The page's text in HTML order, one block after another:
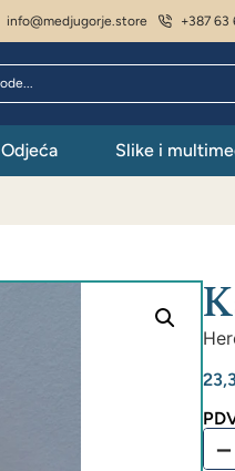
info@medjugorje.store +387 63
Odjeća Slike i
−